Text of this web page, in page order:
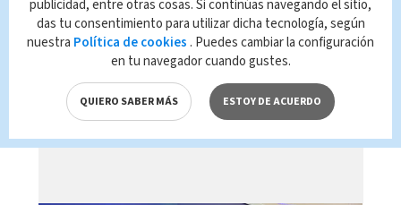
Telediario En Directo con Paula
Brenes, 07 de agosto 2026
publicidad, entre otras cosas. Si continúas navegando el sitio,
das tu consentimiento para utilizar dicha tecnología, según
nuestra Política de cookies . Puedes cambiar la configuración
en tu navegador cuando gustes.
QUIERO SABER MÁS ESTOY DE ACUERDO